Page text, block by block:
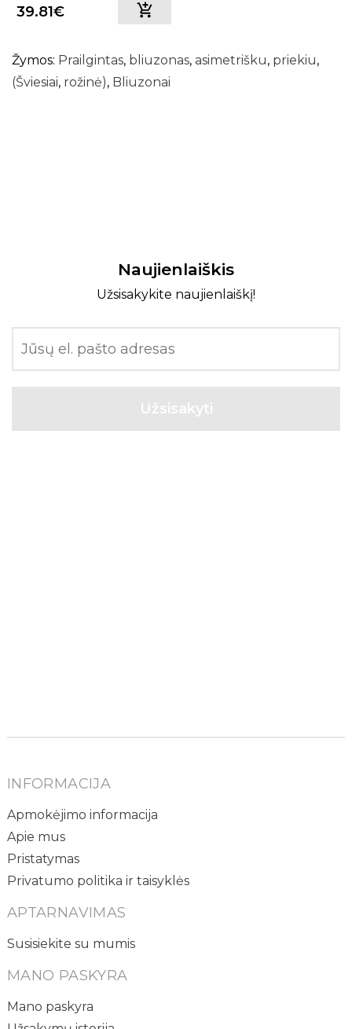
39.81€
Žymos: Prailgintas, bliuzonas, asimetrišku, priekiu,
(Šviesiai, rožinė), Bliuzonai
Naujienlaiškis
Užsisakykite naujienlaiškį!
INFORMACIJA
Apmokėjimo informacija
Apie mus
Pristatymas
Privatumo politika ir taisyklės
APTARNAVIMAS
Susisiekite su mumis
MANO PASKYRA
Mano paskyra